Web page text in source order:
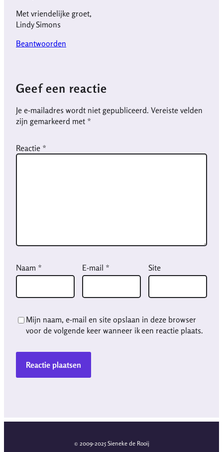
Met vriendelijke groet,
Lindy Simons
Beantwoorden
Geef een reactie
Je e-mailadres wordt niet gepubliceerd. Vereiste velden
zijn gemarkeerd met *
Reactie *
Naam * E-mail * Site
Mijn naam, e-mail en site opslaan in deze browser
voor de volgende keer wanneer ik een reactie plaats.
© 2009-2025 Sieneke de Rooij